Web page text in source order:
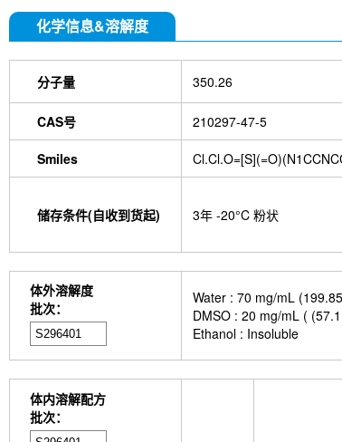
化学信息&溶解度
分子量 350.26
CAS号 210297-47-5
Smiles
储存条件(自收到货起) 3年 -20°C 粉状
体外溶解度
批次：
Water : 70 mg/mL
DMSO : 20 mg/mL (
Ethanol : Insoluble
体内溶解配方
批次：